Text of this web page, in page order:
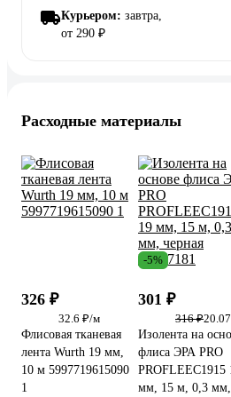
Курьером: завтра,
от 290 ₽
Расходные материалы
326 ₽
32.6 ₽/м
Флисовая тканевая
лента Wurth 19 мм,
10 м 5997719615090
1
-5%
301 ₽
316 ₽
Изолента на
флиса ЭРА PRO
PROFLEEC1915
мм, 15 м, 0,3 мм,